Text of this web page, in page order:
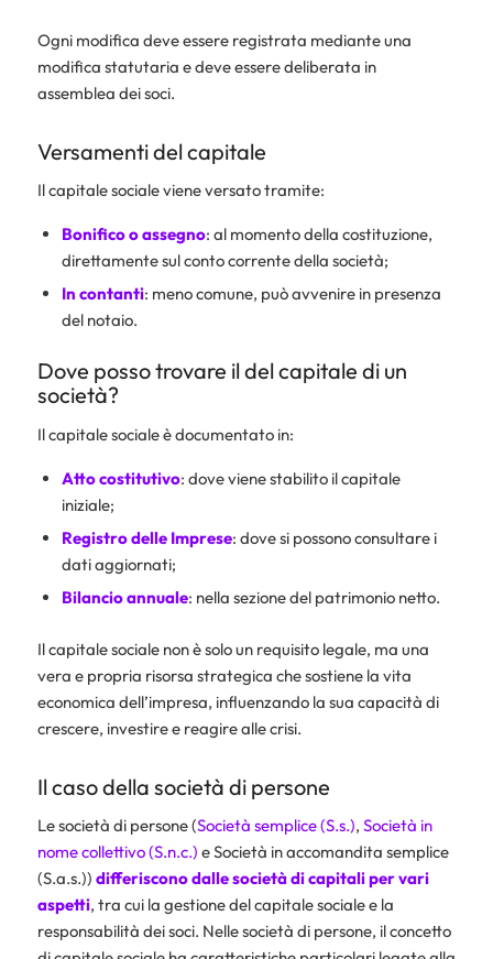
Ogni modifica deve essere registrata mediante una
modifica statutaria e deve essere deliberata in
assemblea dei soci.
Versamenti del capitale
Il capitale sociale viene versato tramite:
Bonifico o assegno: al momento della costituzione,
direttamente sul conto corrente della società;
In contanti: meno comune, può avvenire in presenza
del notaio.
Dove posso trovare il del capitale di un
società?
Il capitale sociale è documentato in:
Atto costitutivo: dove viene stabilito il capitale
iniziale;
Registro delle Imprese: dove si possono consultare i
dati aggiornati;
Bilancio annuale: nella sezione del patrimonio netto.
Il capitale sociale non è solo un requisito legale, ma una
vera e propria risorsa strategica che sostiene la vita
economica dell’impresa, influenzando la sua capacità di
crescere, investire e reagire alle crisi.
Il caso della società di persone
Le società di persone (Società semplice (S.s.), Società in
nome collettivo (S.n.c.) e Società in accomandita semplice
(S.a.s.)) differiscono dalle società di capitali per vari
aspetti, tra cui la gestione del capitale sociale e la
responsabilità dei soci. Nelle società di persone, il concetto